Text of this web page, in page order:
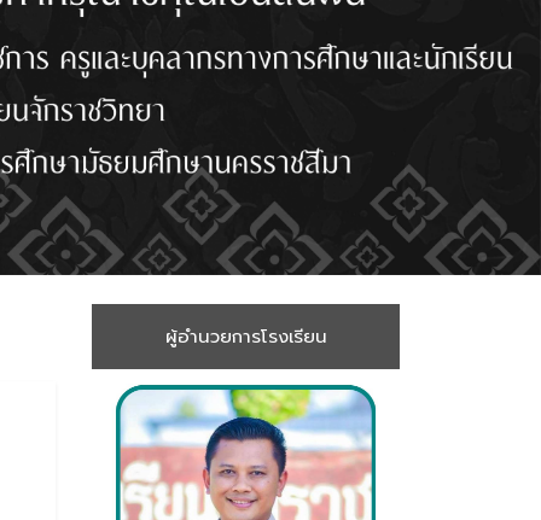
ผู้อำนวยการโรงเรียน